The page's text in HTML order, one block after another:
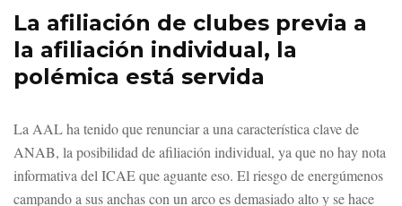
La afiliación de clubes previa a
la afiliación individual, la
polémica está servida
La AAL ha tenido que renunciar a una característica clave de
ANAB, la posibilidad de afiliación individual, ya que no hay nota
informativa del ICAE que aguante eso. El riesgo de energúmenos
campando a sus anchas con un arco es demasiado alto y se hace